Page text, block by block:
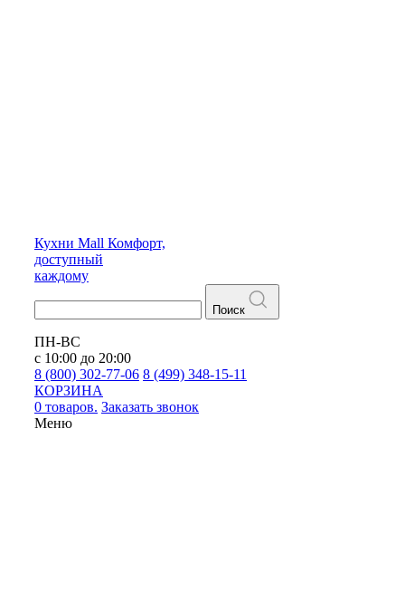
Кухни Mall Комфорт,
доступный
каждому
Поиск
ПН-ВС
с 10:00 до 20:00
8 (800) 302-77-06 8 (499) 348-15-11
КОРЗИНА
0 товаров. Заказать звонок
Меню